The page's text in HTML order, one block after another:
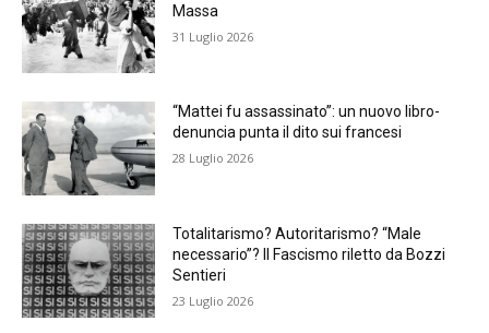
Massa
31 Luglio 2026
“Mattei fu assassinato”: un nuovo libro-
denuncia punta il dito sui francesi
28 Luglio 2026
Totalitarismo? Autoritarismo? “Male
necessario”? Il Fascismo riletto da Bozzi
Sentieri
23 Luglio 2026